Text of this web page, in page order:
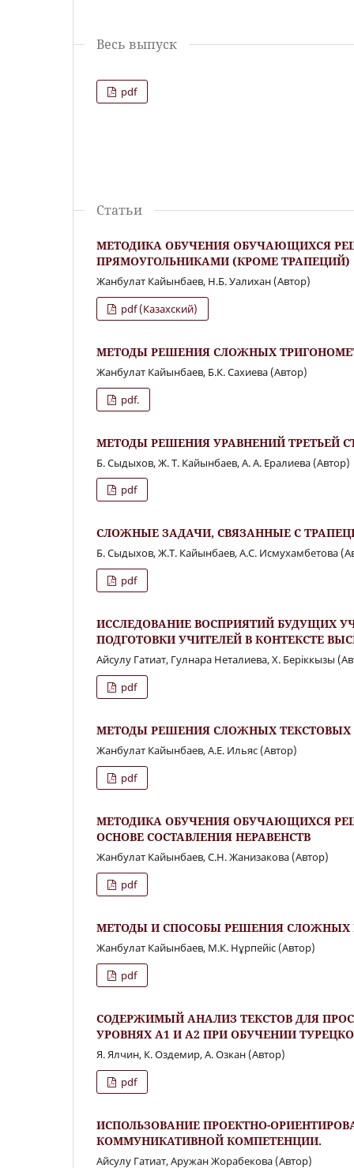
Весь выпуск
pdf
Статьи
МЕТОДИКА ОБУЧЕНИЯ ОБУЧАЮЩИХСЯ
ПРЯМОУГОЛЬНИКАМИ (КРОМЕ ТРАПЕЦИЙ)
Жанбулат Кайынбаев, Н.Б. Уалихан (Автор)
pdf (Казахский)
МЕТОДЫ РЕШЕНИЯ СЛОЖНЫХ
Жанбулат Кайынбаев, Б.К. Сахиева (Автор)
pdf.
МЕТОДЫ РЕШЕНИЯ УРАВНЕНИЙ ТРЕТЬЕЙ
Б. Сыдыхов, Ж. Т. Кайынбаев, А. А. Ералиева (Автор)
pdf
СЛОЖНЫЕ ЗАДАЧИ, СВЯЗАННЫЕ С
Б. Сыдыхов, Ж.Т. Кайынбаев, А.С. Исмухамбетова
pdf
ИССЛЕДОВАНИЕ ВОСПРИЯТИЙ БУДУЩИХ
ПОДГОТОВКИ УЧИТЕЛЕЙ В КОНТЕКСТЕ
Aйсулу Гатиат, Гулнара Неталиева, Х. Беріккызы
pdf
МЕТОДЫ РЕШЕНИЯ СЛОЖНЫХ ТЕКСТОВЫХ
Жанбулат Кайынбаев, А.Е. Ильяс (Автор)
pdf
МЕТОДИКА ОБУЧЕНИЯ ОБУЧАЮЩИХСЯ
ОСНОВЕ СОСТАВЛЕНИЯ НЕРАВЕНСТВ
Жанбулат Кайынбаев, С.Н. Жанизакова (Автор)
pdf
МЕТОДЫ И СПОСОБЫ РЕШЕНИЯ СЛОЖНЫХ
Жанбулат Кайынбаев, М.К. Нұрпейіс (Автор)
pdf
СОДЕРЖИМЫЙ АНАЛИЗ ТЕКСТОВ ДЛЯ
УРОВНЯХ А1 И А2 ПРИ ОБУЧЕНИИ
Я. Ялчин, К. Оздемир, А. Озкан (Автор)
pdf
ИСПОЛЬЗОВАНИЕ ПРОЕКТНО-
КОММУНИКАТИВНОЙ КОМПЕТЕНЦИИ.
Айсулу Гатиат, Аружан Жорабекова (Автор)